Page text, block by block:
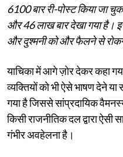
6100 बार री-पोस्ट किया जा
और 46 लाख बार देखा गया है।
और दुश्मनी को और फैलने से
याचिका में आगे ज़ोर देकर कहा
व्यक्तियों को भी ऐसे भाषण देने
गया है जिससे सांप्रदायिक
किसी राजनीतिक दल द्वारा ऐसी
गंभीर अवहेलना है।